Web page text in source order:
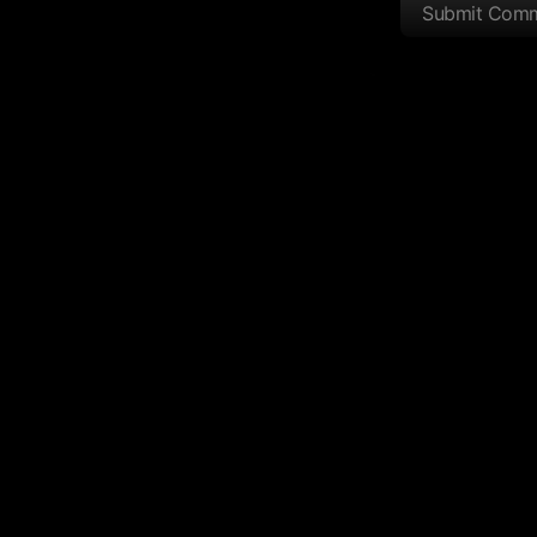
Submit